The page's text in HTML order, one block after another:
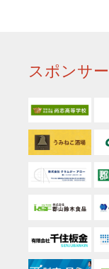
スポンサー